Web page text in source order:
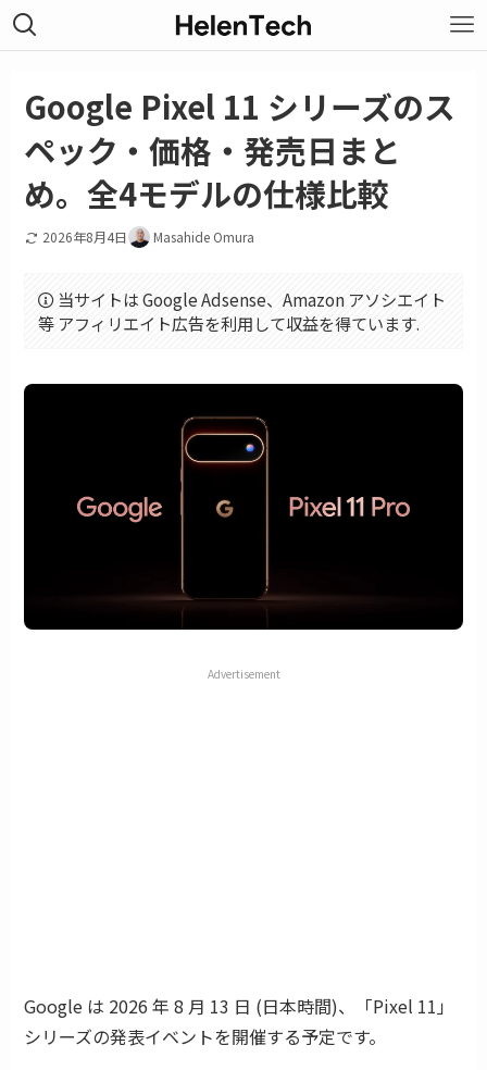
Google Pixel 11 シリーズのス
ペック・価格・発売日まと
め。全4モデルの仕様比較
2026年8月4日 Masahide Omura
当サイトは Google Adsense、Amazon アソシエイト
等 アフィリエイト広告を利用して収益を得ています.
Advertisement
Google は 2026 年 8 月 13 日 (日本時間)、「Pixel 11」
シリーズの発表イベントを開催する予定です。